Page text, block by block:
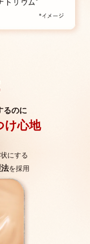
るのに
け心地
にする
を採用